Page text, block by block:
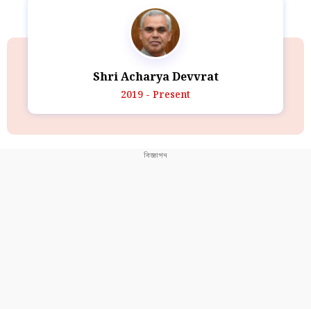
Shri Acharya Devvrat
2019 - Present